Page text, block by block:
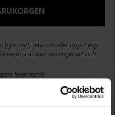
bytesrätt, returrätt eller öppet köp
varor. Läs mer om ångerrätt och
leveranstid.